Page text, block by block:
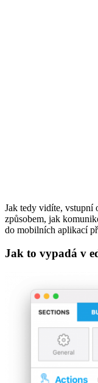
Jak tedy vidíte, vstupní
způsobem, jak
do mobilních aplikací
Jak to vypadá v